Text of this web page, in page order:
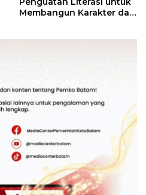
Membangun Karakter dan